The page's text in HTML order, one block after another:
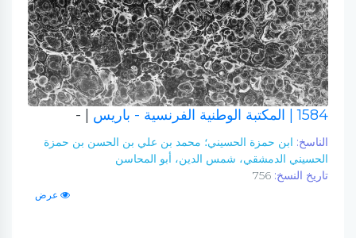
1584 | المكتبة الوطنية الفرنسية - باريس | -
الناسخ: ابن حمزة الحسيني؛ محمد بن علي بن الحسن بن حمزة
الحسيني الدمشقي، شمس الدين، أبو المحاسن
تاريخ النسخ:
عرض